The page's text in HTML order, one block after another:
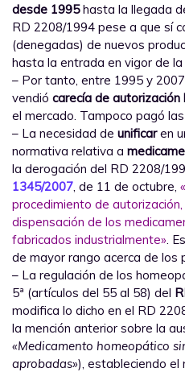
desde 1995hasta la llegada
RD 2208/1994 pese a que sí
(denegadas) de nuevos
hasta la entrada en vigor de la
– Por tanto, entre 1995 y 2007
vendió carecía de autorización
el mercado. Tampoco pagó
– La necesidad de unificaren
normativa relativa a
la derogación del RD 2208/
1345/2007 , de 11 de octubre,
procedimiento de
dispensación de los
fabricados industrialmente» .
de mayor rango acerca de los
– La regulación de los
5ª (artículos del 55 al 58) del
modifica lo dicho en el RD
la mención anterior sobre la
«Medicamento homeopático
aprobadas»), estableciendo el